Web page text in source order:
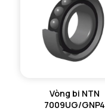
Vòng bi NTN
7009UG/GNP4